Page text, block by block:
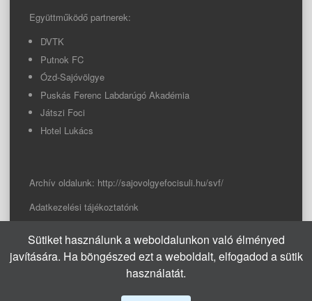
Együttműködő partnerek:
DVTK
Putnok FC
Ózd-Sajóvölgye
Puskás Ferenc Labdarúgó Akadémia
Játszi Foci
Hotel Lukács
Archív oldalunk: http://sajovolgyefocisuli.hu/svf/
Adatkezelési tájékoztatónk
© 2026 Sajóvölgye Focisuli
info@sajovolgyefocisuli.hu
Sütiket használunk a weboldalunkon való élményed
javítására. Ha böngészed ezt a weboldalt, elfogadod a sütik
használatát.